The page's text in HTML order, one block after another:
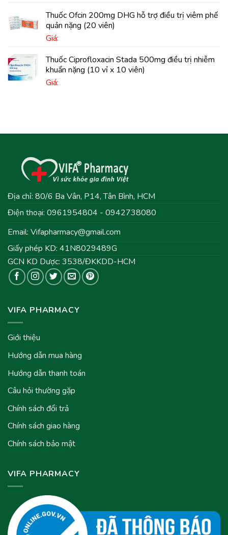
Thuốc Ofcin 200mg DHG hỗ trợ điều trị viêm phế
quản nặng (20 viên)
Giá:
Thuốc Ciprofloxacin Stada 500mg điều trị nhiễm
khuẩn nặng (10 vỉ x 10 viên)
Giá:
Địa chỉ: 80/6 Ba Vân, P14, Tân Bình, HCM
Điện thoại: 0961954804 - 0942738080
Email: Vifapharmacy@gmail.com
Giấy phép KD: 41N8029489G
GCN KD Dược: 3538/ĐKKDD-HCM
VIFA PHARMACY
Giới thiệu
Hướng dẫn mua hàng
Hướng dẫn thanh toán
Câu hỏi thường gặp
Chính sách đổi trả
Chính sách giao hàng
Chính sách bảo mật
VIFA PHARMACY